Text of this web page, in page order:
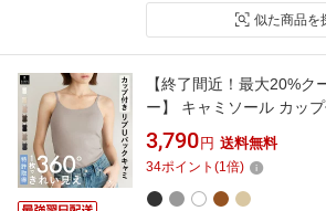
似た商品を
【終了間近！最大20%ク
ー】 キャミソール カッ
ク ブラトップ 育乳 リブ
め付けない 大きいサイズ
ヤー キャミブラ 楽 トッ
ド力 バンビウォーター 夏
3,790 円 送料無料
34ポイント (1倍)